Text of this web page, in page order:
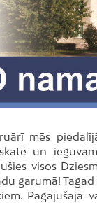
mēs
un
visos
garumā!
Pagājušajā